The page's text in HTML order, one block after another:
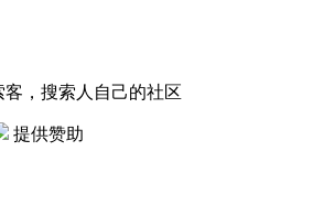
客，搜索人自己的社区
提供赞助